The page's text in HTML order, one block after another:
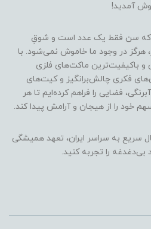
آمدید!
که سن فقط یک عدد است و شوقِ
در وجود ما خاموش نمی‌شود. با
و باکیفیت‌ترین ماکت‌های فلزی
فکری چالش‌برانگیز و کیت‌های
فضایی را فراهم کرده‌ایم تا هر
خود را از هیجان و آرامش پیدا کند.
سریع به سراسر ایران، تعهد همیشگی
را تجربه کنید.